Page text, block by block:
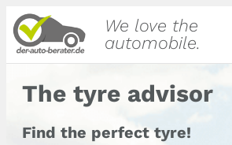
We love the
automobile.
The tyre advisor
Find the perfect tyre!